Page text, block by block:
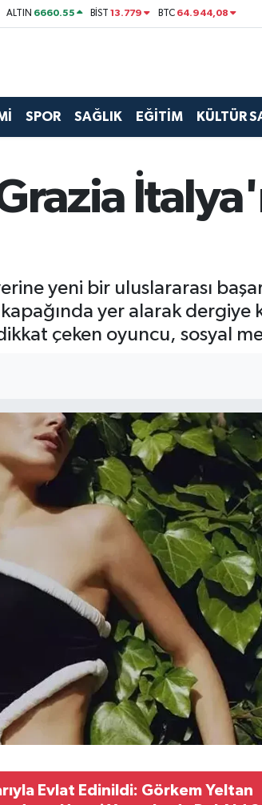
ALTIN 6660.55 BİST13.779 BTC 64.944,08
SPOR SAĞLIK EĞİTİM KÜLTÜR
yeni bir uluslararası
yer alarak dergiye
çeken oyuncu, sosyal
Evlat Edinildi: Görkem Yeltan